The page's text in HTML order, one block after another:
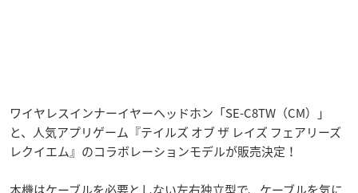
ワイヤレスインナーイヤーヘッドホン「SE-C8TW（CM）」
と、人気アプリゲーム『テイルズ オブ ザ レイズ フェアリーズ
レクイエム』のコラボレーションモデルが販売決定！
本機はケーブルを必要としない左右独立型で、ケーブルを気に